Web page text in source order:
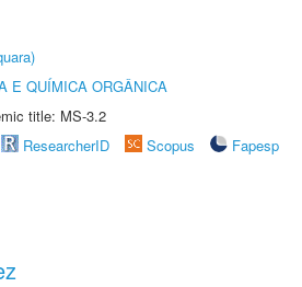
E QUÍMICA ORGÂNICA
title: MS-3.2
ResearcherID Scopus
Fapesp